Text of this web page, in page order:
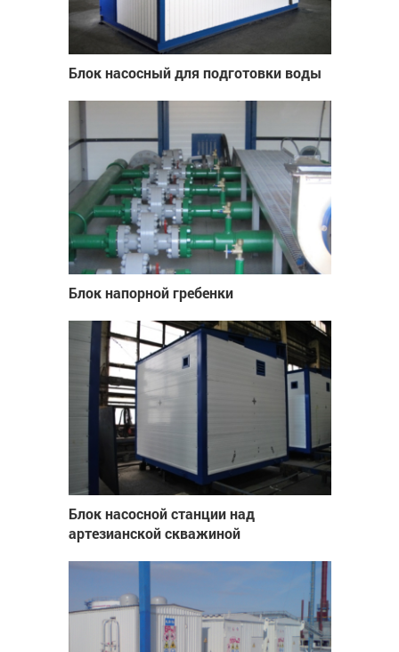
Блок насосный для подготовки воды
Блок напорной гребенки
Блок насосной станции над
артезианской скважиной